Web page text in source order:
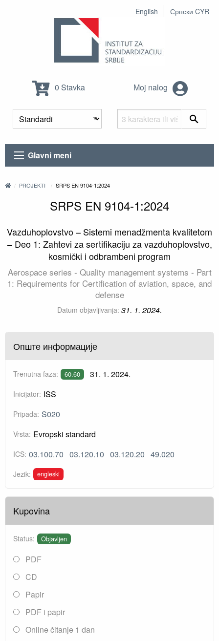
English Српски CYR
0 Stavka Moj nalog
Glavni meni
PROJEKTI SRPS EN 9104-1:2024
SRPS EN 9104-1:2024
Vazduhoplovstvo – Sistemi menadžmenta kvalitetom
– Deo 1: Zahtevi za sertifikaciju za vazduhoplovstvo,
kosmički i odbrambeni program
Aerospace series - Quality management systems - Part
1: Requirements for Certification of aviation, space, and
defense
Datum objavljivanja: 31. 1. 2024.
Опште информације
Trenutna faza: 60.60 31. 1. 2024.
Inicijator: ISS
Pripada: S020
Vrsta: Evropski standard
ICS: 03.100.70 03.120.10 03.120.20 49.020
Jezik: engleski
Kupovina
Status: Objavljen
PDF
CD
Papir
PDF i papir
Online čitanje 1 dan